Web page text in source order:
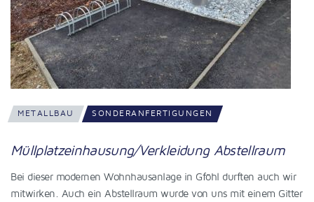
METALLBAU SONDERANFERTIGUNGEN
Müllplatzeinhausung/Verkleidung Abstellraum
Bei dieser modernen Wohnhausanlage in Gföhl durften auch wir
mitwirken. Auch ein Abstellraum wurde von uns mit einem Gitter